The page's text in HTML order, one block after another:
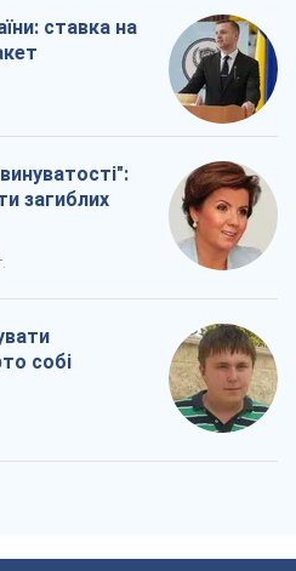
ставка на
загиблих
собі